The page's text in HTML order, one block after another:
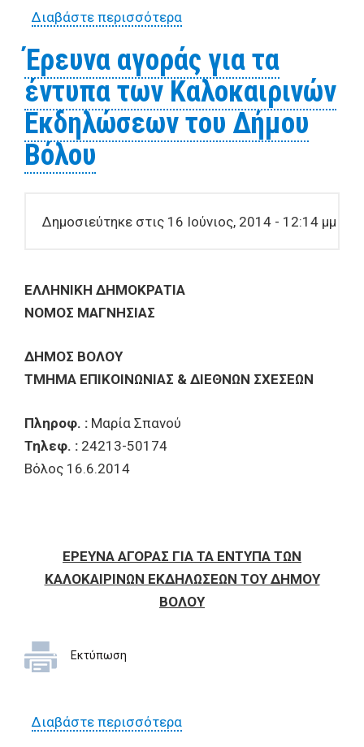
Διαβάστε περισσότεραγια Έρευνα αγοράς για τις
μεταφοράς σε καθίσματα
και καρέκλες
Έρευνα αγοράς για τα
έντυπα των Καλοκαιρινών
Εκδηλώσεων του Δήμου
Βόλου
Δημοσιεύτηκε στις 16 Ιούνιος, 2014 - 12:14 μμ
ΕΛΛΗΝΙΚΗ ΔΗΜΟΚΡΑΤΙΑ
ΝΟΜΟΣ ΜΑΓΝΗΣΙΑΣ
ΔΗΜΟΣ ΒΟΛΟΥ
ΤΜΗΜΑ ΕΠΙΚΟΙΝΩΝΙΑΣ & ΔΙΕΘΝΩΝ ΣΧΕΣΕΩΝ
Πληροφ. : Μαρία Σπανού
Τηλεφ. : 24213-50174
Βόλος 16.6.2014
ΕΡΕΥΝΑ ΑΓΟΡΑΣ ΓΙΑ ΤΑ ΕΝΤΥΠΑ ΤΩΝ
ΚΑΛΟΚΑΙΡΙΝΩΝ ΕΚΔΗΛΩΣΕΩΝ ΤΟΥ ΔΗΜΟΥ
ΒΟΛΟΥ
Εκτύπωση
Διαβάστε περισσότεραγια Έρευνα αγοράς για τα